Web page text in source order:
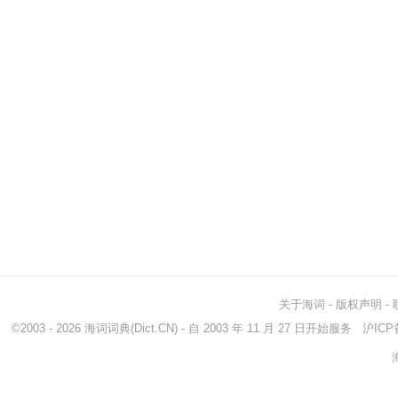
关于海词 - 版权声明 -
©2003 - 2026 海词词典(Dict.CN) - 自 2003 年 11 月 27 日开始服务 沪ICP